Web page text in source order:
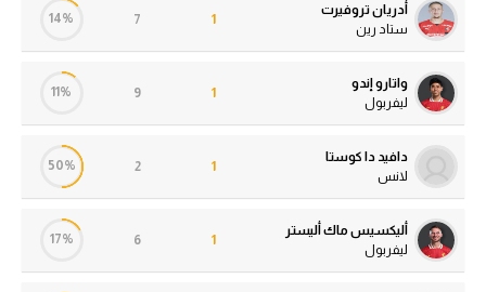
أدريان تروفيرت
ستاد رين
1
7
14%
واتارو إندو
ليفربول
1
9
11%
دافيد دا كوستا
لانس
1
2
50%
أليكسيس ماك أليستر
ليفربول
1
6
17%